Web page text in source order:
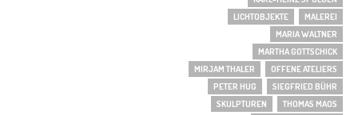
LICHTOBJEKTE
MALEREI
MARIA WALTNER
MARTHA GOTTSCHICK
MIRJAM THALER
OFFENE ATELIERS
PETER HUG
SIEGFRIED BÜHR
SKULPTUREN
THOMAS MAOS